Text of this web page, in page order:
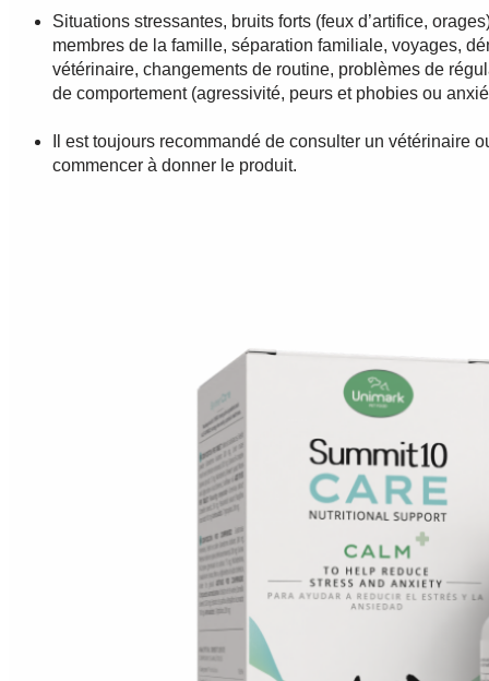
Situations stressantes, bruits forts (feux d’artifice,
membres de la famille, séparation familiale, voyages,
vétérinaire, changements de routine, problèmes de
de comportement (agressivité, peurs et phobies ou
Il est toujours recommandé de consulter un vétérinaire
commencer à donner le produit.